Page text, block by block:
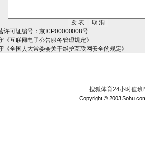
许可证编号：京ICP00000008号
《互联网电子公告服务管理规定》
《全国人大常委会关于维护互联网安全的规定》
搜狐体育24小时值
Copyright © 2003